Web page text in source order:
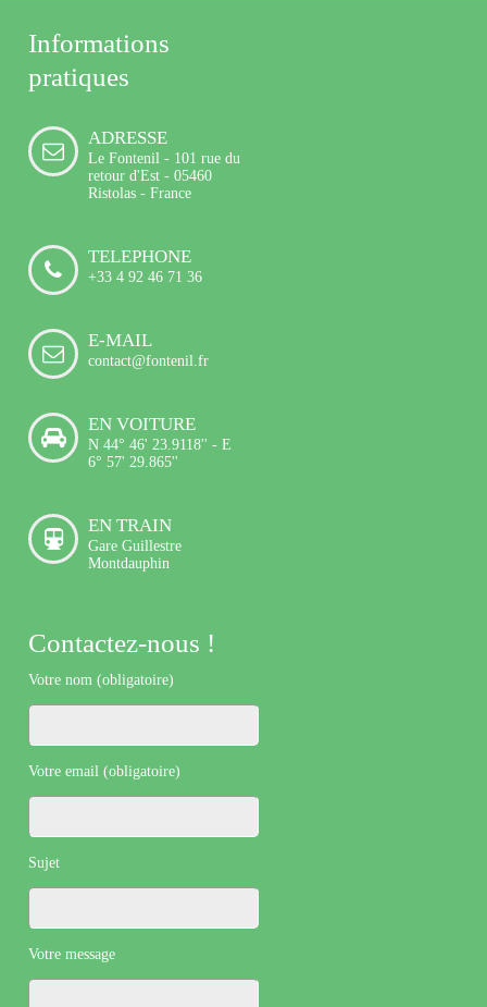
Informations
pratiques
ADRESSE
Le Fontenil - 101 rue du
retour d'Est - 05460
Ristolas - France
TELEPHONE
+33 4 92 46 71 36
E-MAIL
contact@fontenil.fr
EN VOITURE
N 44° 46' 23.9118'' - E
6° 57' 29.865''
EN TRAIN
Gare Guillestre
Montdauphin
Contactez-nous !
Votre nom (obligatoire)
Votre email (obligatoire)
Sujet
Votre message